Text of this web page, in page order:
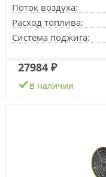
Поток воздуха:
Расход топлива:
Система поджига:
27984 ₽
В наличии